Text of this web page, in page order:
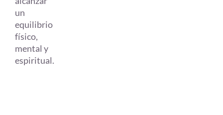
un
equilibrio
físico,
mental y
espiritual.